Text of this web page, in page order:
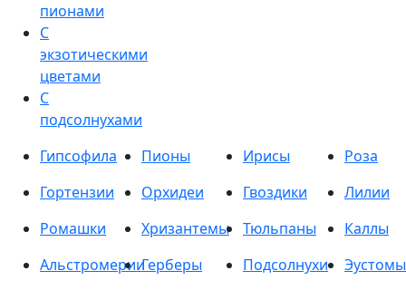
пионами
С
экзотическими
цветами
С
подсолнухами
Гипсофила
Пионы Ирисы
Роза
Гортензии
Орхидеи Гвоздики
Лилии
Ромашки
Хризантемы Тюльпаны
Каллы
АльстромерииГерберы Подсолнухи
Эустомы